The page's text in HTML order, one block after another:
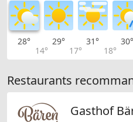
28°
14°
29°
17°
31°
18°
30°
Restaurants
Gasthof